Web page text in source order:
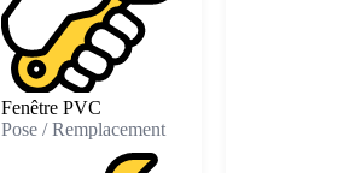
Fenêtre PVC
Pose / Remplacement